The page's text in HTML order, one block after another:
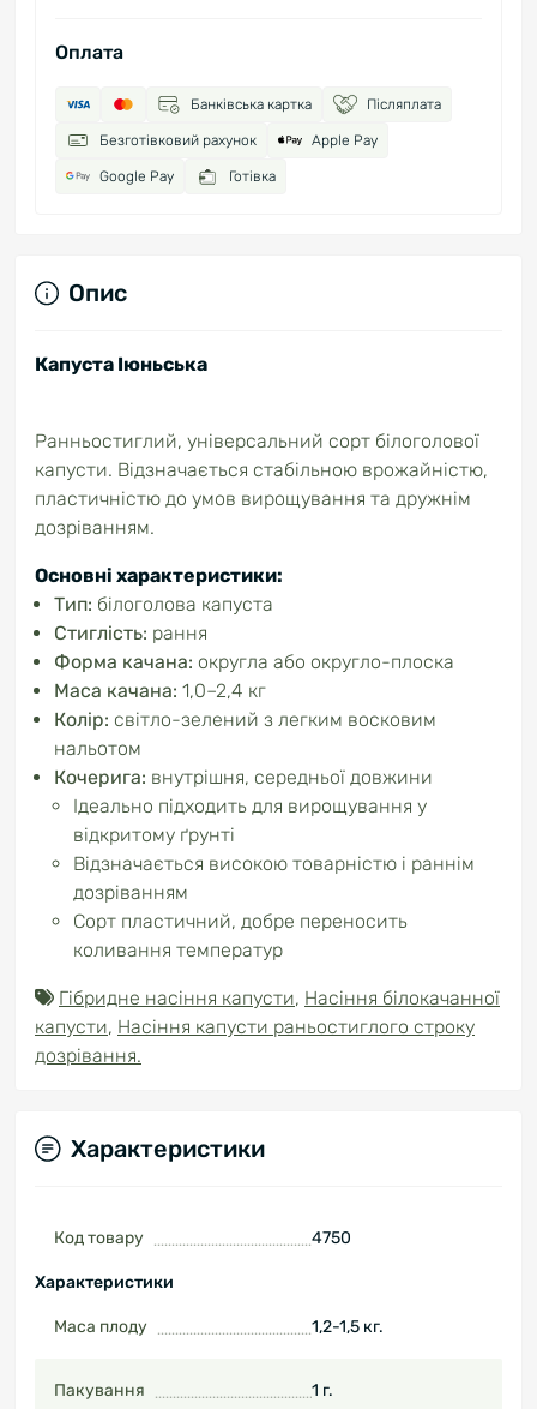
Оплата
Банківська картка Післяплата
Безготівковий рахунок Apple Pay
Google Pay Готівка
Опис
Капуста Іюньська
Ранньостиглий, універсальний сорт білоголової
капусти. Відзначається стабільною врожайністю,
пластичністю до умов вирощування та дружнім
дозріванням.
Основні характеристики:
Тип: білоголова капуста
Стиглість: рання
Форма качана: округла або округло-плоска
Маса качана: 1,0–2,4 кг
Колір: світло-зелений з легким восковим
нальотом
Кочеригa: внутрішня, середньої довжини
Ідеально підходить для вирощування у
відкритому ґрунті
Відзначається високою товарністю і раннім
дозріванням
Сорт пластичний, добре переносить
коливання температур
Гібридне насіння капусти, Насіння білокачанної
капусти, Насіння капусти раньостиглого строку
дозрівання.
Характеристики
Код товару 4750
Характеристики
Маса плоду 1,2-1,5 кг.
Пакування 1 г.